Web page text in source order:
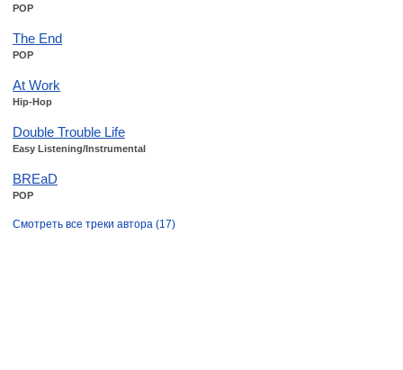
POP
The End
POP
At Work
Hip-Hop
Double Trouble Life
Easy Listening/Instrumental
BREaD
POP
Смотреть все треки автора (17)